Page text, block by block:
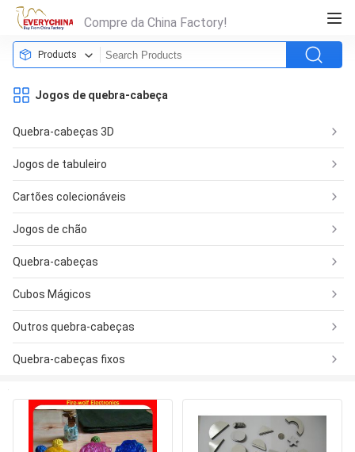
Compre da China Factory!
Products
Jogos de quebra-cabeça
Quebra-cabeças 3D
Jogos de tabuleiro
Cartões colecionáveis
Jogos de chão
Quebra-cabeças
Cubos Mágicos
Outros quebra-cabeças
Quebra-cabeças fixos